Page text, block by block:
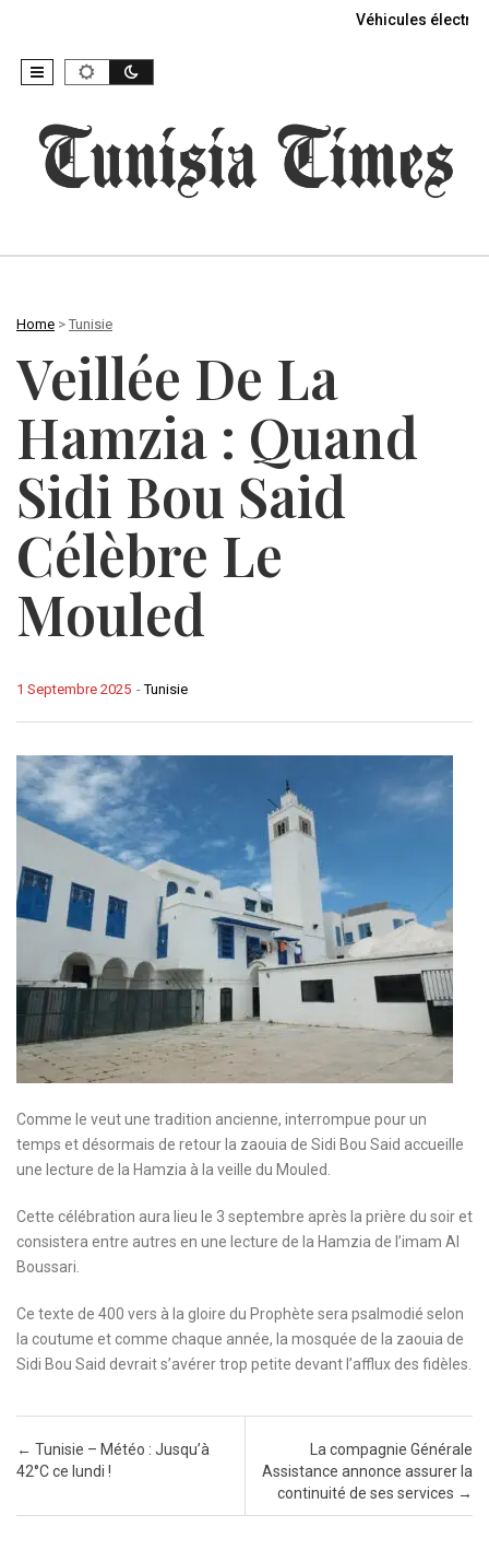
Véhicules
Home > Tunisie
Veillée De La
Hamzia : Quand
Sidi Bou Said
Célèbre Le
Mouled
-Tunisie
1 Septembre 2025
Comme le veut une tradition ancienne, interrompue pour un
temps et désormais de retour la zaouia de Sidi Bou Said accueille
une lecture de la Hamzia à la veille du Mouled.
Cette célébration aura lieu le 3 septembre après la prière du soir et
consistera entre autres en une lecture de la Hamzia de l’imam Al
Boussari.
Ce texte de 400 vers à la gloire du Prophète sera psalmodié selon
la coutume et comme chaque année, la mosquée de la zaouia de
Sidi Bou Said devrait s’avérer trop petite devant l’afflux des fidèles.
Post navigation
← Tunisie – Météo : Jusqu’à
42°C ce lundi !
La compagnie Générale
Assistance annonce assurer la
continuité de ses services →